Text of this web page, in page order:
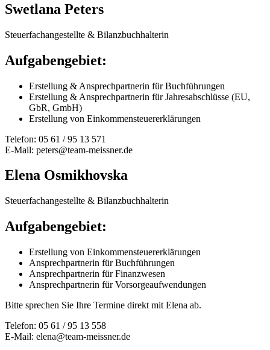
Swetlana Peters
Steuerfachangestellte & Bilanzbuchhalterin
Aufgabengebiet:
Erstellung & Ansprechpartnerin für Buchführungen
Erstellung & Ansprechpartnerin für Jahresabschlüsse (EU,
GbR, GmbH)
Erstellung von Einkommensteuererklärungen
Telefon: 05 61 / 95 13 571
E-Mail: peters@team-meissner.de
Elena Osmikhovska
Steuerfachangestellte & Bilanzbuchhalterin
Aufgabengebiet:
Erstellung von Einkommensteuererklärungen
Ansprechpartnerin für Buchführungen
Ansprechpartnerin für Finanzwesen
Ansprechpartnerin für Vorsorgeaufwendungen
Bitte sprechen Sie Ihre Termine direkt mit Elena ab.
Telefon: 05 61 / 95 13 558
E-Mail: elena@team-meissner.de